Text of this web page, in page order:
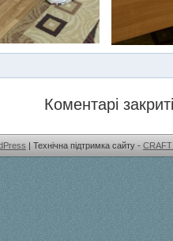
Коментарі
| Технічна підтримка сайту -